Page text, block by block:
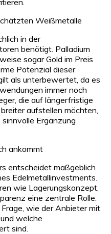
Weißmetalle
in der
benötigt. Palladium
sogar Gold im Preis
Potenzial dieser
als unterbewertet, da es
immer noch
die auf längerfristige
aufstellen möchten,
Ergänzung
ankommt
entscheidet maßgeblich
Edelmetallinvestments.
wie Lagerungskonzept,
eine zentrale Rolle.
wie der Anbieter mit
welche
sind.